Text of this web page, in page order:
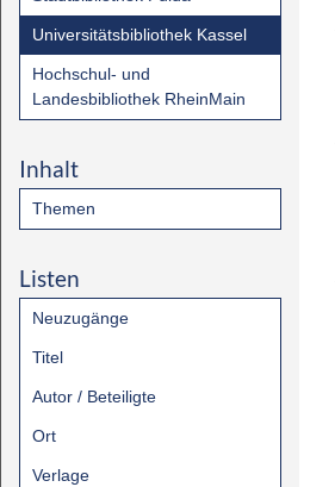
Universitätsbibliothek Kassel
Hochschul- und
Landesbibliothek RheinMain
Inhalt
Themen
Listen
Neuzugänge
Titel
Autor / Beteiligte
Ort
Verlage